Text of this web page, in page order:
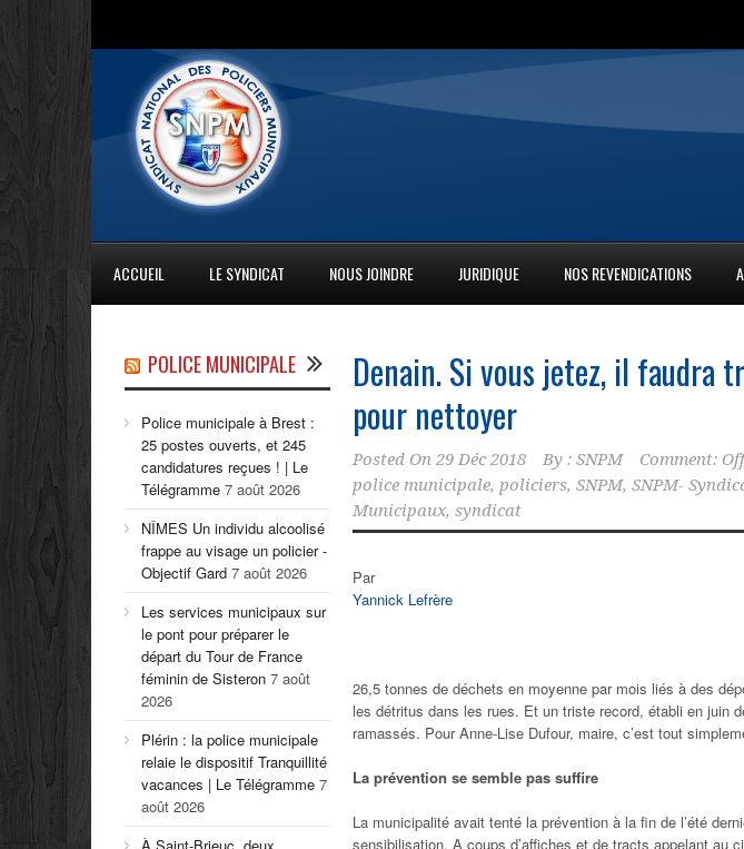
ACCUEIL LE SYNDICAT NOUS JOINDRE JURIDIQUE NOS REVENDICATIONS
Denain. Si vous jetez, il faudra
pour nettoyer
Posted On 29 Déc 2018 By : SNPM Comment: Off
police municipale, policiers, SNPM, SNPM-
Municipaux, syndicat
Par
Yannick Lefrère
26,5 tonnes de déchets en moyenne par mois liés à des
les détritus dans les rues. Et un triste record, établi en juin
ramassés. Pour Anne-Lise Dufour, maire, c’est tout
La prévention se semble pas suffire
La municipalité avait tenté la prévention à la fin de l’été
sensibilisation. A coups d’affiches et de tracts appelant au
POLICE MUNICIPALE
Police municipale à Brest :
25 postes ouverts, et 245
candidatures reçues ! | Le
Télégramme 7 août 2026
NÎMES Un individu alcoolisé
frappe au visage un policier -
Objectif Gard 7 août 2026
Les services municipaux sur
le pont pour préparer le
départ du Tour de France
féminin de Sisteron 7 août
2026
Plérin : la police municipale
relaie le dispositif Tranquillité
vacances | Le Télégramme 7
août 2026
À Saint-Brieuc, deux